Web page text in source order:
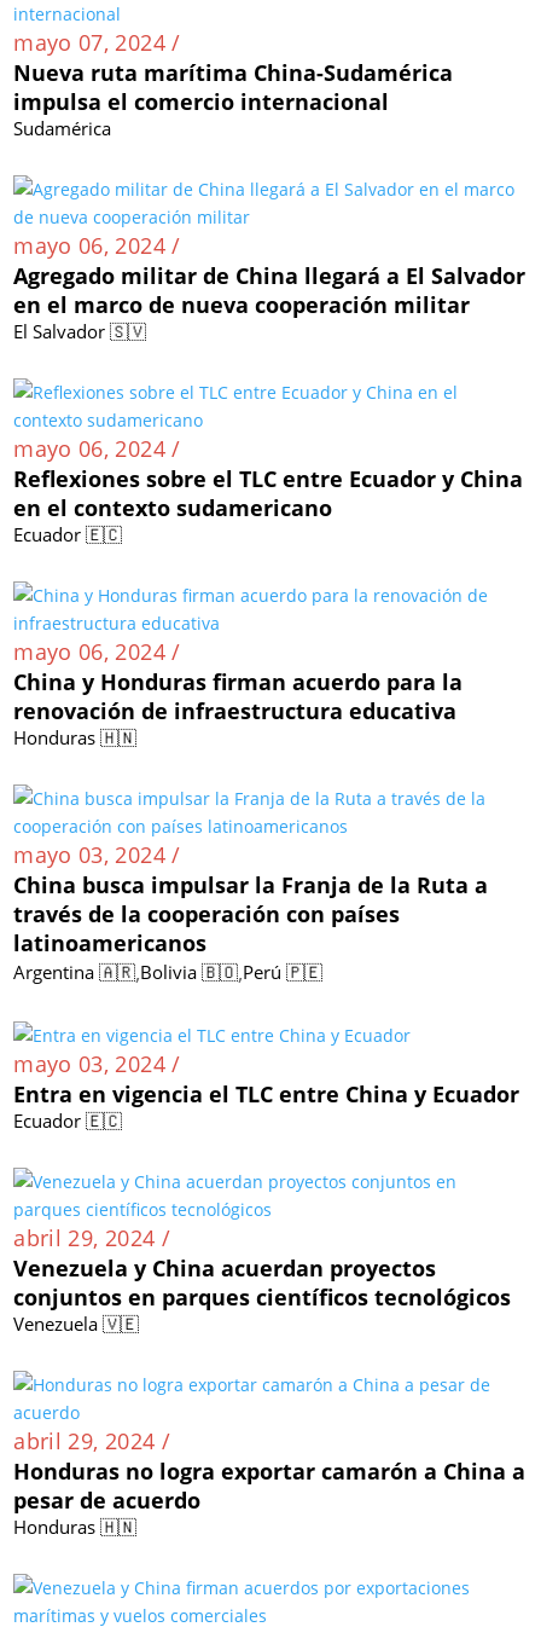
mayo 07, 2024 /
Nueva ruta marítima China-Sudamérica
impulsa el comercio internacional
Sudamérica
mayo 06, 2024 /
Agregado militar de China llegará a El Salvador
en el marco de nueva cooperación militar
El Salvador 🇸🇻
mayo 06, 2024 /
Reflexiones sobre el TLC entre Ecuador y China
en el contexto sudamericano
Ecuador 🇪🇨
mayo 06, 2024 /
China y Honduras firman acuerdo para la
renovación de infraestructura educativa
Honduras 🇭🇳
mayo 03, 2024 /
China busca impulsar la Franja de la Ruta a
través de la cooperación con países
latinoamericanos
Argentina 🇦🇷,Bolivia 🇧🇴,Perú 🇵🇪
mayo 03, 2024 /
Entra en vigencia el TLC entre China y Ecuador
Ecuador 🇪🇨
abril 29, 2024 /
Venezuela y China acuerdan proyectos
conjuntos en parques científicos tecnológicos
Venezuela 🇻🇪
abril 29, 2024 /
Honduras no logra exportar camarón a China a
pesar de acuerdo
Honduras 🇭🇳